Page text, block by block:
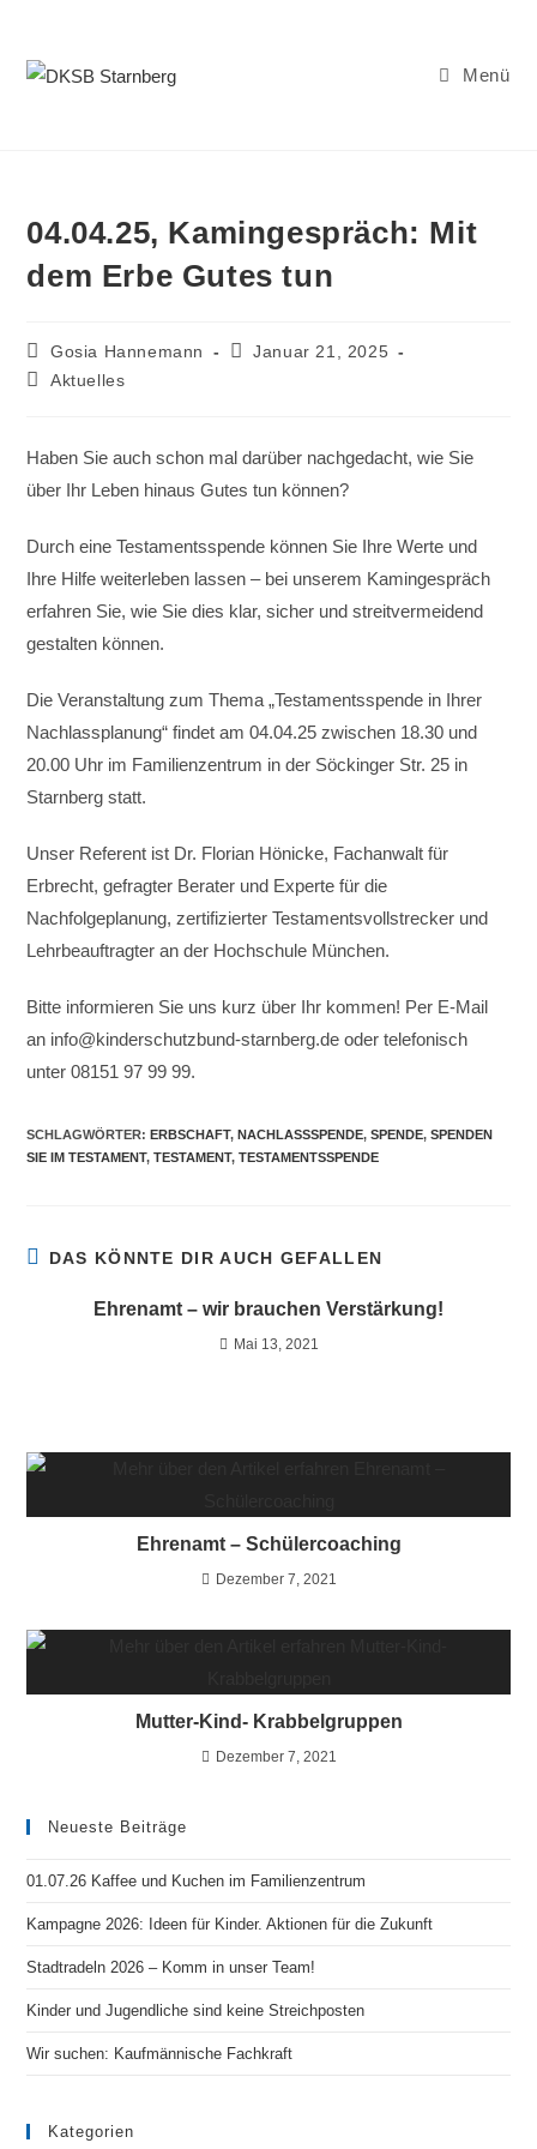
springen
Menü
04.04.25, Kamingespräch: Mit
dem Erbe Gutes tun
Beitrags-
Autor:
Gosia Hannemann
Beitrag
Januar 21, 2025
Beitrags-
Aktuelles
Haben Sie auch schon mal darüber nachgedacht, wie Sie
über Ihr Leben hinaus Gutes tun können?
Durch eine Testamentsspende können Sie Ihre Werte und
Ihre Hilfe weiterleben lassen – bei unserem Kamingespräch
erfahren Sie, wie Sie dies klar, sicher und streitvermeidend
gestalten können.
Die Veranstaltung zum Thema „Testamentsspende in Ihrer
Nachlassplanung“ findet am 04.04.25 zwischen 18.30 und
20.00 Uhr im Familienzentrum in der Söckinger Str. 25 in
Starnberg statt.
Unser Referent ist Dr. Florian Hönicke, Fachanwalt für
Erbrecht, gefragter Berater und Experte für die
Nachfolgeplanung, zertifizierter Testamentsvollstrecker und
Lehrbeauftragter an der Hochschule München.
Bitte informieren Sie uns kurz über Ihr kommen! Per E-Mail
an info@kinderschutzbund-starnberg.de oder telefonisch
unter 08151 97 99 99.
SCHLAGWÖRTER:ERBSCHAFT, NACHLASSSPENDE, SPENDE, SPENDEN
SIE IM TESTAMENT, TESTAMENT, TESTAMENTSSPENDE
DAS KÖNNTE DIR AUCH GEFALLEN
Ehrenamt – wir brauchen Verstärkung!
Mai 13, 2021
Ehrenamt – Schülercoaching
Dezember 7, 2021
Mutter-Kind- Krabbelgruppen
Dezember 7, 2021
Neueste Beiträge
01.07.26 Kaffee und Kuchen im Familienzentrum
Kampagne 2026: Ideen für Kinder. Aktionen für die Zukunft
Stadtradeln 2026 – Komm in unser Team!
Kinder und Jugendliche sind keine Streichposten
Wir suchen: Kaufmännische Fachkraft
Kategorien